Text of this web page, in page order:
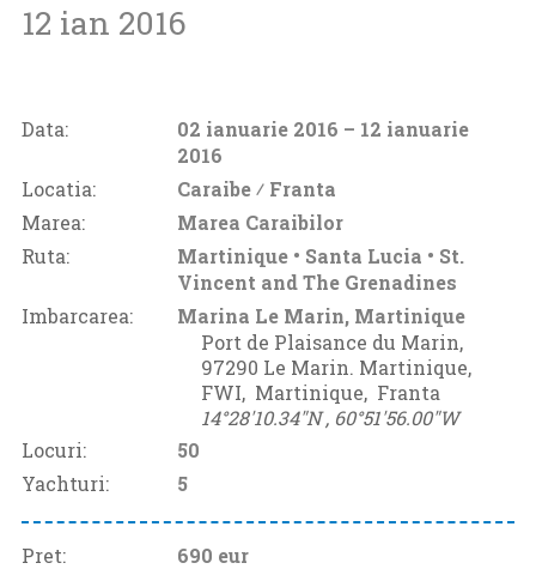
12 ian 2016
Data: 02 ianuarie 2016 – 12 ianuarie
2016
Locatia:
Caraibe ⁄ Franta
Marea:
Marea Caraibilor
Ruta:
Martinique • Santa Lucia • St.
Vincent and The Grenadines
Imbarcarea:
Marina Le Marin, Martinique
Port de Plaisance du Marin,
97290 Le Marin. Martinique,
FWI‚ Martinique‚ Franta
14°28'10.34"N ‚ 60°51'56.00"W
Locuri:
50
Yachturi:
5
Pret: 690 eur